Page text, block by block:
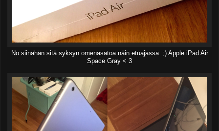
No siinähän sitä syksyn omenasatoa näin etuajassa. ;) Apple iPad Air
Space Gray < 3